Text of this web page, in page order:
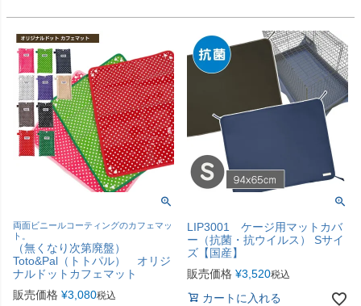
両面ビニールコーティングのカフェマッ
ト。
（無くなり次第廃盤）
Toto&Pal（トトパル） オリジ
ナルドットカフェマット
販売価格 ¥3,080税込
LIP3001 ケージ用マットカバ
ー（抗菌・抗ウイルス） Sサイ
ズ【国産】
販売価格 ¥3,520税込
カートに入れる